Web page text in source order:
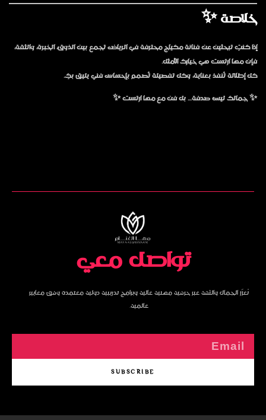
خلاصة ✨
إذا كنتِ تبحثين عنفنانة مكياج محترفة في الرياضتجمع بين الذوق، الخبرة، والثقة،
فإنمها ارتستهي خيارك الأمثل.
كل إطلالة تُنفذ بعناية، وكل تفصيلة تُصمم بإحساس فني يليق بكِ.
✨ جمالك ليس صدفة… بل فن مع مها ارتست ✨
تواصل معي
نُعزّز الجمال والثقة عبر حرفية مهنية عالية وبرامج تدريبية دولية معتمدة وفق معايير
عالمية.
SUBSCRIBE